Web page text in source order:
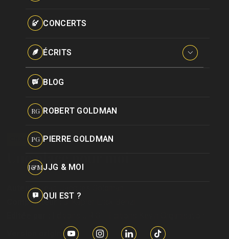
Pseudonymes
CONCERTS
ÉCRITS
Interviews
BLOG
RG ROBERT GOLDMAN
PG PIERRE GOLDMAN
J&MJJG & MOI
QUI EST ?
CHANSON
Une place pour moi
Auteur :Jean-Jacques Goldman
Compositeur :J. Kapler
Version originale